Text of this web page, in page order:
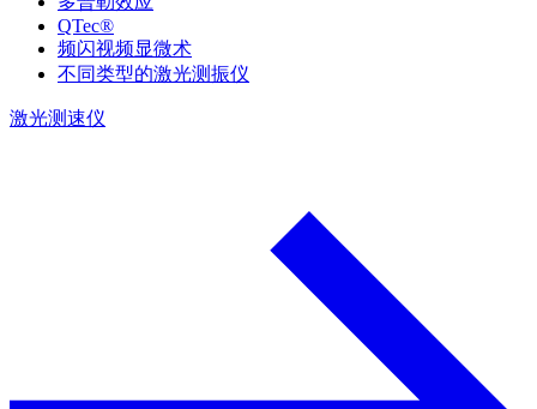
QTec®
频闪视频显微术
不同类型的激光测振仪
激光测速仪